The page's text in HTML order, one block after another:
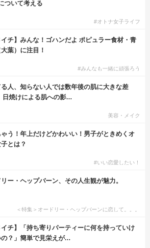
ついて考える
#オトナ女子ライフ
イチ】みんな！ゴハンだよ ポピュラー食材・青
葉）に注目！
#みんなも一緒に頑張ろう
人、知らない人では数年後の肌に大きな差
日焼けによる肌への影...
美容・メイク
う！年上だけどかわいい！男子がときめくオ
とは？
#いい恋愛したい！
ー・ヘップバーン、その人生観が魅力。
＜特集＞オードリー・ヘップバーンに恋して。。。
イチ】「持ち寄りパーティーに何を持っていけ
？」簡単で見栄えが...